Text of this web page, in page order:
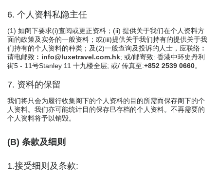
6. 个人资料私隐主任
(1) 如阁下要求(i)查阅或更正资料；(ii) 提供关于我们在个人资料方
面的政策及实务的一般资料；或(iii)提供关于我们持有的提供关于我
们持有的个人资料的种类；及(2)一般查询及投诉的人士，应联络︰
请电邮致︰ info@luxetravel.com.hk; 或/邮寄致: 香港中环史丹利
街5 - 11号Stanley 11 十九楼全层; 或/ 传真至:+852 2539 0660。
7. 资料的保留
我们将只会为履行收集阁下的个人资料的目的所需而保存阁下的个
人资料。我们亦可能统计目的保存巳存档的个人资料。不再需要的
个人资料将予以销毁。
(B) 条款及细则
1.接受细则及条款: